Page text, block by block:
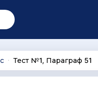
∙ Тест №1, Параграф 51